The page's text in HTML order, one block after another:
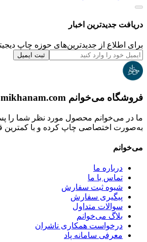
دریافت جدیدترین‌ اخبار
برای اطلاع از جدیدترین‌های حوزه چاپ
ثبت ایمیل
فروشگاه می‌خوانم mikhanam.com
ما در می‌خوانم محصول مورد نظر شما را
به‌صورت اختصاصی چاپ کرده و با کمترین
می‌خوانم
درباره ما
تماس با ما
شیوه ثبت سفارش
پیگیری سفارش
سوالات متداول
بلاگ می‌خوانم
درخواست همکاری ناشران
معرفی سامانه پاد